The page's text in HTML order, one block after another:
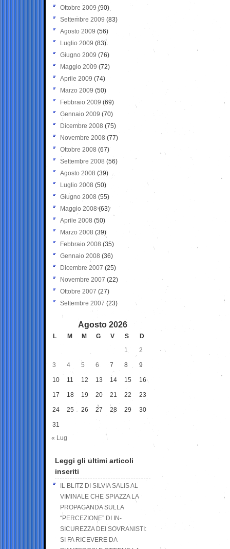
Ottobre 2009 (90)
Settembre 2009 (83)
Agosto 2009 (56)
Luglio 2009 (83)
Giugno 2009 (76)
Maggio 2009 (72)
Aprile 2009 (74)
Marzo 2009 (50)
Febbraio 2009 (69)
Gennaio 2009 (70)
Dicembre 2008 (75)
Novembre 2008 (77)
Ottobre 2008 (67)
Settembre 2008 (56)
Agosto 2008 (39)
Luglio 2008 (50)
Giugno 2008 (55)
Maggio 2008(63)
Aprile 2008 (50)
Marzo 2008 (39)
Febbraio 2008 (35)
Gennaio 2008 (36)
Dicembre 2007 (25)
Novembre 2007 (22)
Ottobre 2007 (27)
Settembre 2007 (23)
Agosto 2026
L M M G V S
D
1
2
3 4 5 6 7 8 9
10 11 12 13 14 15 16
17 18 19 20 21 22 23
24 25 26 27 28 29 30
31
« Lug
Leggi gli ultimi articoli
inseriti
IL BLITZ DI SILVIA SALIS AL
VIMINALE CHE SPIAZZA LA
PROPAGANDA SULLA
“PERCEZIONE” DI IN-
SICUREZZA DEI SOVRANISTI:
SI FA RICEVERE DA